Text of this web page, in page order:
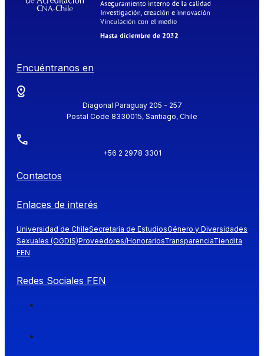
Encuéntranos en
Diagonal Paraguay 205 - 257
Postal Code 8330015, Santiago, Chile
+56 2 2978 3301
Contactos
Enlaces de interés
Universidad de ChileSecretaría de EstudiosGénero y Diversidades
Sexuales (OGDIS)Proveedores/HonorariosTransparenciaTiendita
FEN
Redes Sociales FEN